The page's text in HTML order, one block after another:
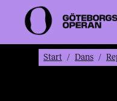
Start Dans